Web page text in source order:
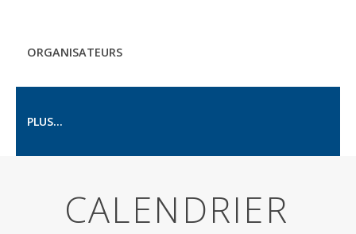
ORGANISATEURS
PLUS...
CALENDRIER